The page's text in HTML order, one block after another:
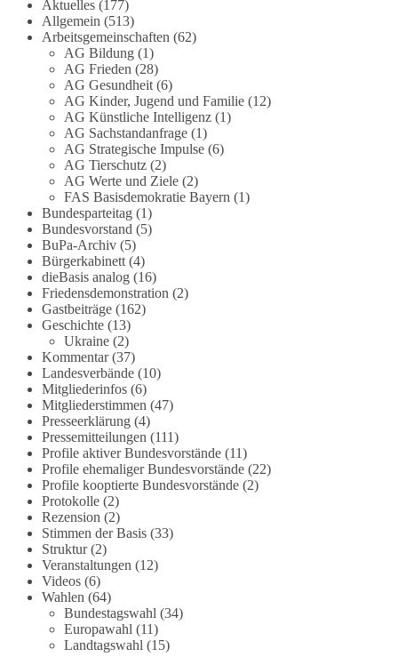
aufgearbeitet.
Auch in Deutschland warten viele Menschen bis
heute auf Antworten:
❓ Wie wurden politische Entscheidungen
getroffen?
❓ Welche Maßnahmen waren notwendig und
welche nicht?
❓Und wer übernimmt die Verantwortung für die
massiven Folgen für Kinder, Familien,
Unternehmen und das Vertrauen in unseren
Rechtsstaat?
🟩🟩🟦🟦🟥🟥🟧🟧
Eine demokratische Gesellschaft lebt nicht davon,
unbequeme Fragen zu vermeiden. Sie lebt davon,
Fragen offen zu stellen und transparent zu
beantworten.
dieBasis fordert deshalb weiterhin eine
unabhängige, vollständige und transparente
Aufarbeitung der Corona-Politik. Ohne
Denkverbote, ohne Vorverurteilungen und ohne
Tabus.
Quellen:https://apnews.com/article/fauci-diaries-
covid-origins-rand-paul-
6b25da9f75a0becbaf2886ab22643e67
https://www.tichyseinblick.de/kolumnen/aus-aller-
welt/usa-tagebuch-fauci-corona-impfung/
#dieBasis #Corona #Aufarbeitung
#Vertrauen
Aktuelles(177)
Allgemein (513)
Arbeitsgemeinschaften (62)
AG Bildung(1)
AG Frieden (28)
AG Gesundheit(6)
AG Kinder, Jugend und Familie(12)
AG Künstliche Intelligenz(1)
AG Sachstandanfrage(1)
AG Strategische Impulse(6)
AG Tierschutz(2)
AG Werte und Ziele(2)
FAS Basisdemokratie Bayern (1)
Bundesparteitag(1)
Bundesvorstand (5)
BuPa-Archiv(5)
Bürgerkabinett(4)
dieBasis analog(16)
Friedensdemonstration (2)
Gastbeiträge(162)
Geschichte(13)
Ukraine(2)
Kommentar(37)
Landesverbände(10)
Mitgliederinfos(6)
Mitgliederstimmen (47)
Presseerklärung(4)
Pressemitteilungen (111)
Profile aktiver Bundesvorstände(11)
Profile ehemaliger Bundesvorstände(22)
Profile kooptierte Bundesvorstände(2)
Protokolle(2)
Rezension (2)
Stimmen der Basis(33)
Struktur(2)
Veranstaltungen (12)
Videos(6)
Wahlen (64)
Bundestagswahl (34)
Europawahl (11)
Landtagswahl (15)